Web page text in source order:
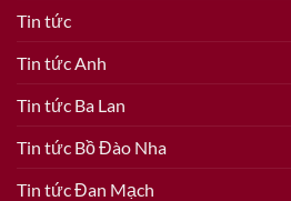
Tin tức
Tin tức Anh
Tin tức Ba Lan
Tin tức Bồ Đào Nha
Tin tức Đan Mạch